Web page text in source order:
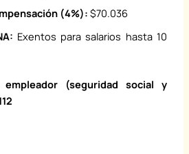
(4%):$70.036
Exentos para salarios hasta 10
(seguridad social y